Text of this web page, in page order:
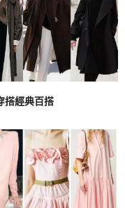
搭經典百搭